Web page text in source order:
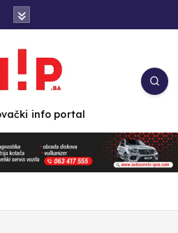
info portal